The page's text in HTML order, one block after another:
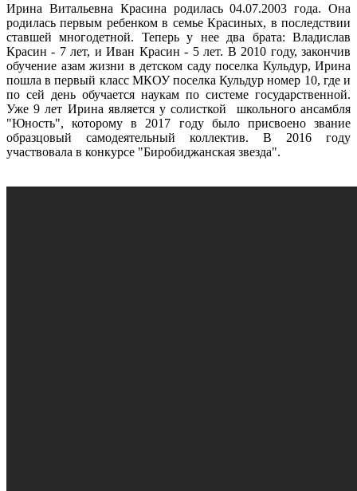
Ирина Витальевна Красина родилась 04.07.2003 года. Она
родилась первым ребенком в семье Красиных, в последствии
ставшей многодетной. Теперь у нее два брата: Владислав
Красин - 7 лет, и Иван Красин - 5 лет. В 2010 году, закончив
обучение азам жизни в детском саду поселка Кульдур, Ирина
пошла в первый класс МКОУ поселка Кульдур номер 10, где и
по сей день обучается наукам по системе государственной.
Уже 9 лет Ирина является у солисткой школьного ансамбля
"Юность", которому в 2017 году было присвоено звание
образцовый самодеятельный коллектив. В 2016 году
участвовала в конкурсе "Биробиджанская звезда".